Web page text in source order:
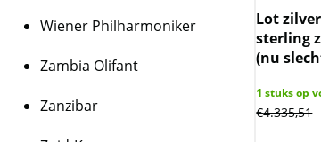
Lot
sterling
(nu
1 stuks op
€4.335,51
Wiener Philharmoniker
Zambia Olifant
Zanzibar